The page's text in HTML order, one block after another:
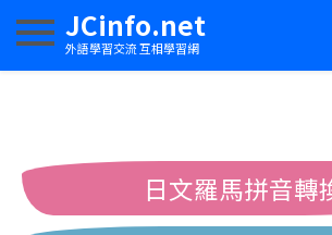
JCinfo.net
外語學習交流 互相學習網
切換導航
日文羅馬拼音轉